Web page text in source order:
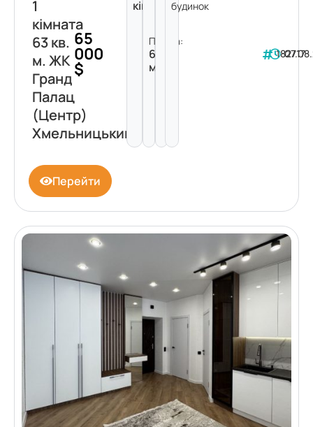
1
кімната
63 кв.
м. ЖК
Гранд
Палац
(Центр)
Хмельницький
65
000
$
кімната
Площа:
63
м²
будинок
182717
Перейти